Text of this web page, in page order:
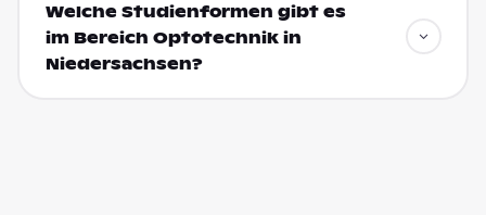
Welche Studienformen gibt es
im Bereich Optotechnik in
Niedersachsen?